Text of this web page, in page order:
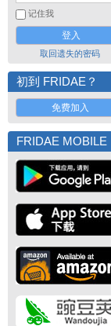
记住我
取回遗失的密码
初到 FRIDAE？
免费加入
FRIDAE MOBILE